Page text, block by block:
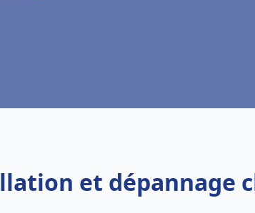
et dépannage